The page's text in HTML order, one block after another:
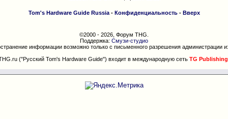
Tom's Hardware Guide Russia- Конфиденциальность- Вверх
©2000 - 2026, Форум THG.
Поддержка: Смузи-студио
информации возможно только с письменного разрешения администрации
("Русский Tom's Hardware Guide") входит в международную сеть TG Publishing